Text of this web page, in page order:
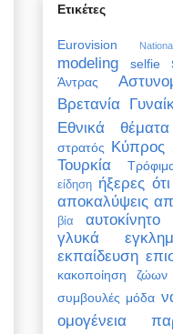
Ετικέτες
Eurovision
modeling selfie
Άντρας
Βρετανία
Εθνικά θέματα
στρατός Κύπρος
Τουρκία
είδηση ήξερες ότι
αποκαλύψεις
βία
αυτοκίνητο
γλυκά
εκπαίδευση
κακοποίηση ζώων
συμβουλές μόδα
ομογένεια